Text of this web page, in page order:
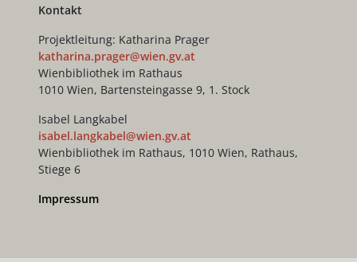
Kontakt
Projektleitung: Katharina Prager
katharina.prager@wien.gv.at
Wienbibliothek im Rathaus
1010 Wien, Bartensteingasse 9, 1. Stock
Isabel Langkabel
isabel.langkabel@wien.gv.at
Wienbibliothek im Rathaus, 1010 Wien, Rathaus,
Stiege 6
Impressum